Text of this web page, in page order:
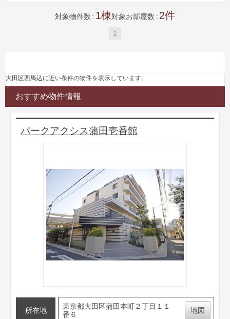
対象物件数 1 対象お部屋数 2
1
大田区西馬込に近い条件の物件を表示しています。
おすすめ物件情報
パークアクシス蒲田壱番館
所在地
東京都大田区蒲田本町２丁目１１
番６
地図